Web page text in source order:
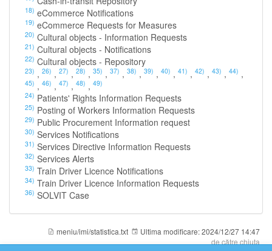
18) eCommerce Notifications
19) eCommerce Requests for Measures
20) Cultural objects - Information Requests
21) Cultural objects - Notifications
22) Cultural objects - Repository
23) , 26) , 27) , 28) , 35) , 37) , 38) , 39) , 40) , 41) , 42) , 43) , 44) ,
45) , 46) , 47) , 48) , 49)
24) Patients' Rights Information Requests
25) Posting of Workers Information Requests
29) Public Procurement Information request
30) Services Notifications
31) Services Directive Information Requests
32) Services Alerts
33) Train Driver Licence Notifications
34) Train Driver Licence Information Requests
36) SOLVIT Case
meniu/imi/statistica.txt Ultima modificare:2024/12/27 14:47
de către chiuta